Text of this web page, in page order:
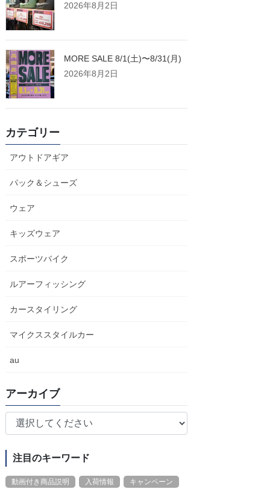
2026年8月2日
MORE SALE 8/1(土)〜8/31(月)
2026年8月2日
カテゴリー
アウトドアギア
パック＆シューズ
ウェア
キッズウェア
スポーツバイク
ルアーフィッシング
カースタイリング
マイクススタイルカー
au
アーカイブ
注目のキーワード
動画付き商品説明 入荷情報 キャンペーン